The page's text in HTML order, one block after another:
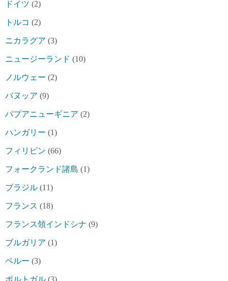
ドイツ (2)
トルコ (2)
ニカラグア (3)
ニュージーランド (10)
ノルウェー (2)
バヌッア (9)
パプアニューギニア (2)
ハンガリー (1)
フィリピン (66)
フォークランド諸島 (1)
ブラジル (11)
フランス (18)
フランス領インドシナ (9)
ブルガリア (1)
ペルー (3)